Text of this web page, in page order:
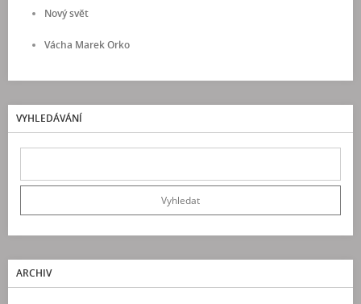
Nový svět
Vácha Marek Orko
VYHLEDÁVÁNÍ
ARCHIV